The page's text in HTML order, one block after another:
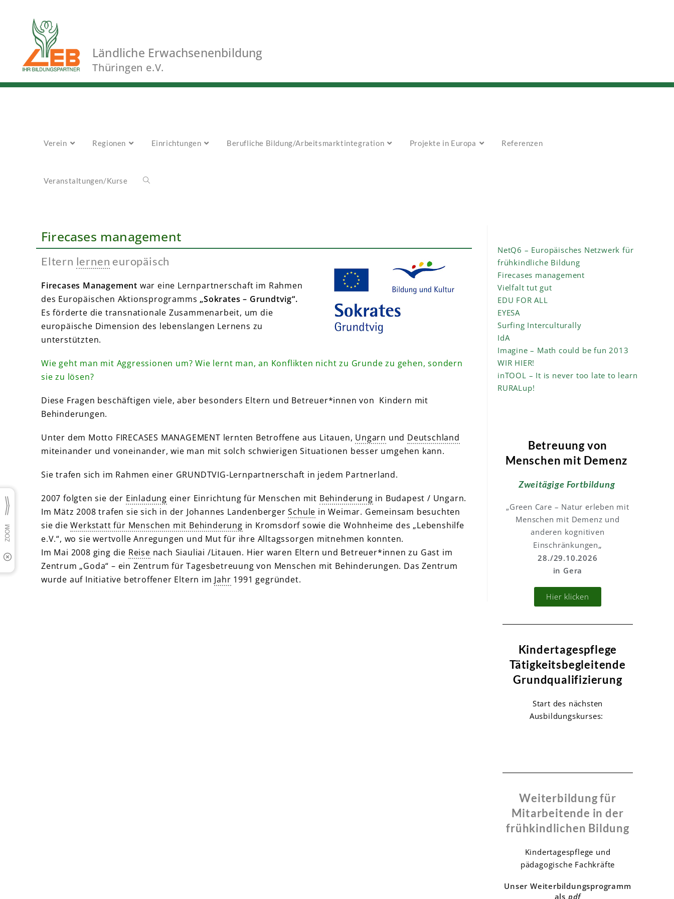
Ländliche Erwachsenenbildung
Thüringen e.V.
Verein Regionen Einrichtungen Berufliche Bildung/Arbeitsmarktintegration Projekte in Europa Referenzen
Veranstaltungen/Kurse
Firecases management
Eltern lernen europäisch
Firecases Management war eine Lernpartnerschaft im Rahmen
des Europäischen Aktionsprogramms „Sokrates – Grundtvig“.
Es förderte die transnationale Zusammenarbeit, um die
europäische Dimension des lebenslangen Lernens zu
unterstützten.
Wie geht man mit Aggressionen um? Wie lernt man, an Konflikten nicht zu Grunde zu gehen, sondern
sie zu lösen?
Diese Fragen beschäftigen viele, aber besonders Eltern und Betreuer*innen von Kindern mit
Behinderungen.
Unter dem Motto FIRECASES MANAGEMENT lernten Betroffene aus Litauen, Ungarn und Deutschland
miteinander und voneinander, wie man mit solch schwierigen Situationen besser umgehen kann.
Sie trafen sich im Rahmen einer GRUNDTVIG-Lernpartnerschaft in jedem Partnerland.
2007 folgten sie der Einladung einer Einrichtung für Menschen mit Behinderung in Budapest / Ungarn.
Im Mätz 2008 trafen sie sich in der Johannes LandenbergerSchule in Weimar. Gemeinsam besuchten
sie dieWerkstatt für Menschen mit Behinderung in Kromsdorf sowie die Wohnheime des „Lebenshilfe
e.V.“, wo sie wertvolle Anregungen und Mut für ihre Alltagssorgen mitnehmen konnten.
Im Mai 2008 ging die Reise nach Siauliai /Litauen. Hier waren Eltern und Betreuer*innen zu Gast im
Zentrum „Goda“ – ein Zentrum für Tagesbetreuung von Menschen mit Behinderungen. Das Zentrum
wurde auf Initiative betroffener Eltern im Jahr 1991 gegründet.
NetQ6 – Europäisches Netzwerk für
frühkindliche Bildung
Firecases management
Vielfalt tut gut
EDU FOR ALL
EYESA
Surfing Interculturally
IdA
Imagine – Math could be fun 2013
WIR HIER!
inTOOL – It is never too late to learn
RURALup!
Betreuung von
Menschen mit Demenz
Zweitägige Fortbildung
„Green Care – Natur erleben mit
Menschen mit Demenz und
anderen kognitiven
Einschränkungen„
28./29.10.2026
in Gera
Hier klicken
Kindertagespflege
Tätigkeitsbegleitende
Grundqualifizierung
Start des nächsten
Ausbildungskurses:
Weiterbildung für
Mitarbeitende in der
frühkindlichen Bildung
Kindertagespflege und
pädagogische Fachkräfte
Unser Weiterbildungsprogramm
als pdf